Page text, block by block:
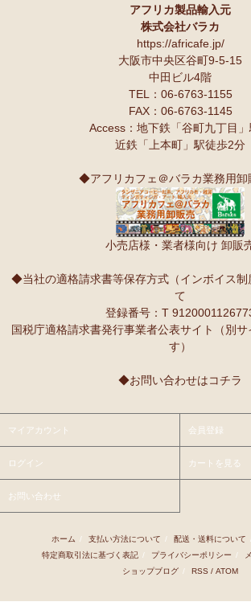
アフリカ製品輸入元
株式会社バラカ
https://africafe.jp/
大阪市中央区谷町9-5-15
中田ビル4階
TEL：06-6763-1155
FAX：06-6763-1145
Access：地下鉄「谷町九丁目」
近鉄「上本町」駅徒歩2分
◆アフリカフェ＠バラカ業務用
小売店様・業者様向け 卸販
◆当社の適格請求書等保存方式（インボイス制
て
登録番号：T
国税庁適格請求書発行事業者公表サイト（別サ
す）
◆お問い合わせはコチラ
マイアカウント 会員登録
ログイン カートを見る
お問い合わせ
ホーム / 支払い方法について / 配送・送料について
特定商取引法に基づく表記 / プライバシーポリシー /
ショップブログ / RSS / ATOM